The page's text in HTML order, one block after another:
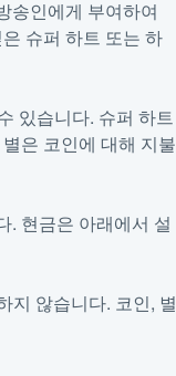
송인에게 부여하여
슈퍼 하트 또는 하
있습니다. 슈퍼 하트
은 코인에 대해 지불
. 현금은 아래에서 설
지 않습니다. 코인, 별